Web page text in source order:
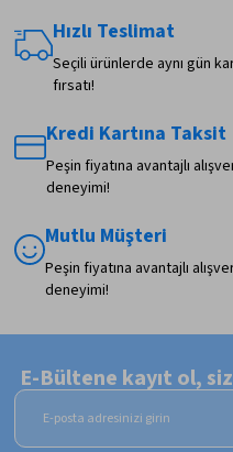
Hızlı Teslimat
Seçili ürünlerde aynı gün
fırsatı!
Kredi Kartına Taksit
Peşin fiyatına avantajlı
deneyimi!
Mutlu Müşteri
Peşin fiyatına avantajlı
deneyimi!
E-Bültene kayıt ol,